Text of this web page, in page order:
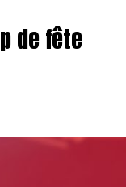
de fête